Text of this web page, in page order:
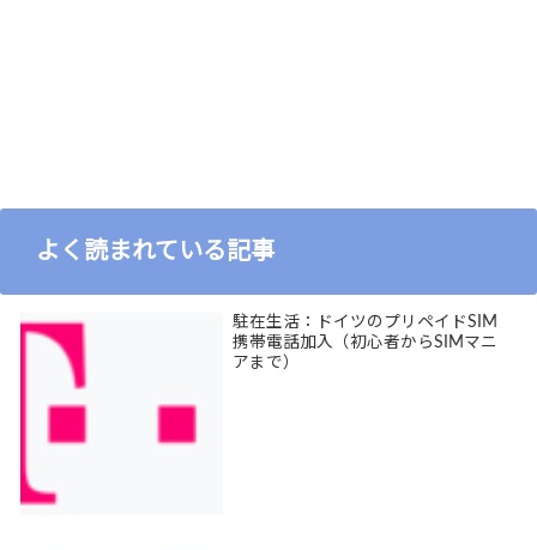
よく読まれている記事
駐在生活：ドイツのプリペイドSIM
携帯電話加入（初心者からSIMマニ
アまで）